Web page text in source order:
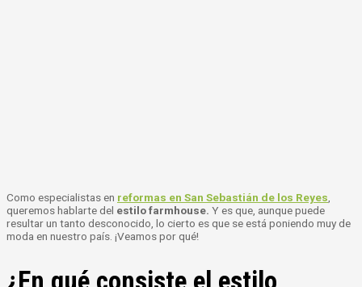
Como especialistas en reformas en San Sebastián de los Reyes
queremos hablarte del estilo farmhouse. Y es que, aunque puede
resultar un tanto desconocido, lo cierto es que se está poniendo muy de
moda en nuestro país. ¡Veamos por qué!